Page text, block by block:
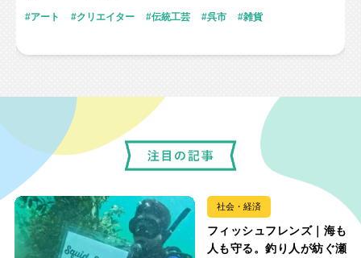
アート クリエイター 伝統工芸 呉市 雑貨
社会・経済
フィッシュフレンズ｜海も
人も守る。釣り人が紡ぐ瀬